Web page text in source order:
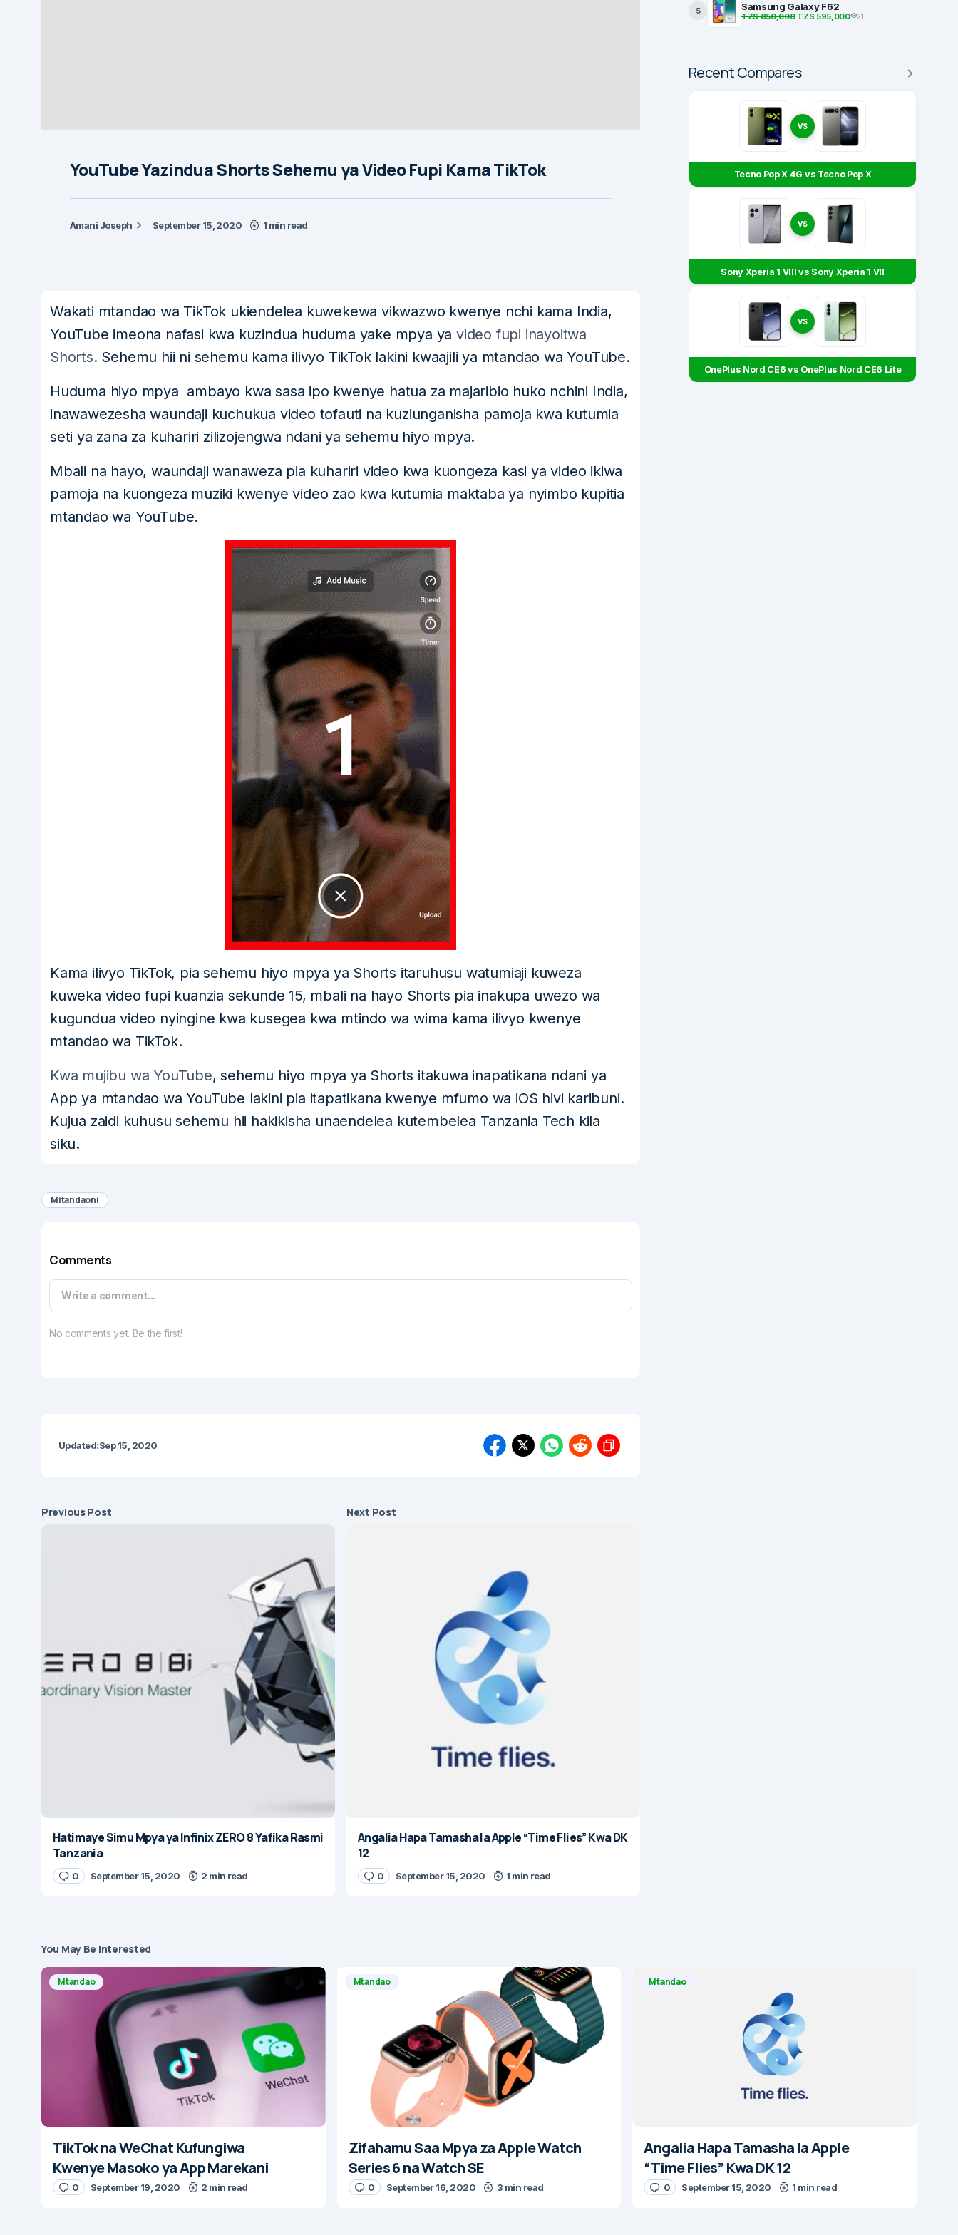
YouTube Yazindua Shorts Sehemu ya Video Fupi Kama TikTok
Amani Joseph September 15, 2020 1 min read
Wakati mtandao wa TikTok ukiendelea kuwekewa vikwazwo kwenye nchi kama India,
YouTube imeona nafasi kwa kuzindua huduma yake mpya ya video fupi inayoitwa
Shorts. Sehemu hii ni sehemu kama ilivyo TikTok lakini kwaajili ya mtandao wa YouTube.
Huduma hiyo mpya ambayo kwa sasa ipo kwenye hatua za majaribio huko nchini India,
inawawezesha waundaji kuchukua video tofauti na kuziunganisha pamoja kwa kutumia
seti ya zana za kuhariri zilizojengwa ndani ya sehemu hiyo mpya.
Mbali na hayo, waundaji wanaweza pia kuhariri video kwa kuongeza kasi ya video ikiwa
pamoja na kuongeza muziki kwenye video zao kwa kutumia maktaba ya nyimbo kupitia
mtandao wa YouTube.
Kama ilivyo TikTok, pia sehemu hiyo mpya ya Shorts itaruhusu watumiaji kuweza
kuweka video fupi kuanzia sekunde 15, mbali na hayo Shorts pia inakupa uwezo wa
kugundua video nyingine kwa kusegea kwa mtindo wa wima kama ilivyo kwenye
mtandao wa TikTok.
Kwa mujibu wa YouTube, sehemu hiyo mpya ya Shorts itakuwa inapatikana ndani ya
App ya mtandao wa YouTube lakini pia itapatikana kwenye mfumo wa iOS hivi karibuni.
Kujua zaidi kuhusu sehemu hii hakikisha unaendelea kutembelea Tanzania Tech kila
siku.
Mitandaoni
Comments
Write a comment...
No comments yet. Be the first!
Updated:Sep 15, 2020
Previous Post
Hatimaye Simu Mpya ya Infinix ZERO 8 Yafika Rasmi
Tanzania
0 September 15, 2020 2 min read
Next Post
Angalia Hapa Tamasha la Apple “Time Flies” Kwa DK
12
0 September 15, 2020 1 min read
5 Samsung Galaxy F62
TZS 850,000TZS 595,000 21
Recent Compares
VS
Tecno Pop X 4G vs Tecno Pop X
VS
Sony Xperia 1 VIII vs Sony Xperia 1 VII
VS
OnePlus Nord CE6 vs OnePlus Nord CE6 Lite
You May Be Interested
Mtandao
TikTok na WeChat Kufungiwa
Kwenye Masoko ya App Marekani
0 September 19, 2020 2 min read
Mtandao
Zifahamu Saa Mpya za Apple Watch
Series 6 na Watch SE
0 September 16, 2020 3 min read
Mtandao
Angalia Hapa Tamasha la Apple
“Time Flies” Kwa DK 12
0 September 15, 2020 1 min read